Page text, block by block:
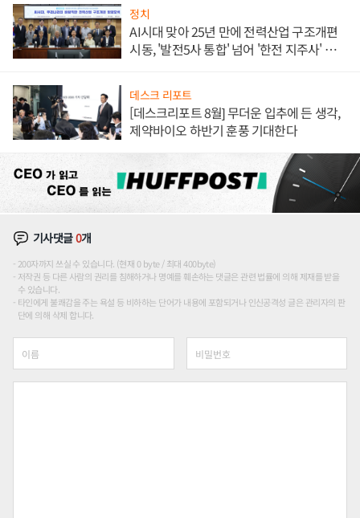
정치
AI시대 맞아 25년 만에 전력산업 구조개편
시동, '발전5사 통합' 넘어 '한전 지주사' 재편
데스크 리포트
[데스크리포트 8월] 무더운 입추에 든 생각,
제약바이오 하반기 훈풍 기대한다
기사댓글0개
200자까지 쓰실 수 있습니다. (현재 0 byte / 최대 400byte)
저작권 등 다른 사람의 권리를 침해하거나 명예를 훼손하는 댓글은 관련 법률에 의해 제재를 받을
수 있습니다.
타인에게 불쾌감을 주는 욕설 등 비하하는 단어가 내용에 포함되거나 인신공격성 글은 관리자의 판
단에 의해 삭제 합니다.